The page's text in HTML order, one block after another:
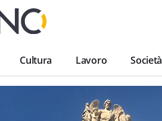
Cultura Lavoro Società